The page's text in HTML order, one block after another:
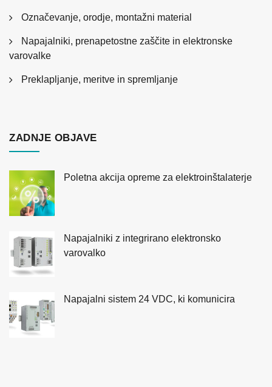
Označevanje, orodje, montažni material
Napajalniki, prenapetostne zaščite in elektronske
varovalke
Preklapljanje, meritve in spremljanje
ZADNJE OBJAVE
Poletna akcija opreme za elektroinštalaterje
Napajalniki z integrirano elektronsko
varovalko
Napajalni sistem 24 VDC, ki komunicira